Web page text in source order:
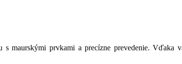
maurskými prvkami a precízne prevedenie. Vďaka